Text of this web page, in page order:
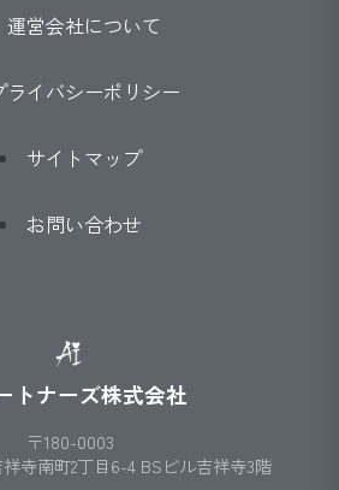
運営会社について
ライバシーポリシー
サイトマップ
お問い合わせ
トナーズ株式会社
〒180-0003
寺南町2丁目6-4 BSビル吉祥寺3階